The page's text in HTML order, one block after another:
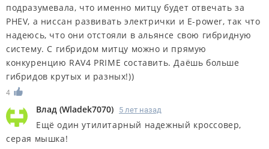
подразумевала, что именно митцу будет отвечать за
PHEV, а ниссан развивать электрички и E-power, так что
надеюсь, что они отстояли в альянсе свою гибридную
систему. С гибридом митцу можно и прямую
конкуренцию RAV4 PRIME составить. Даёшь больше
гибридов крутых и разных!))
4
Влад (Wladek7070) 5 лет назад
Ещё один утилитарный надежный кроссовер,
серая мышка!